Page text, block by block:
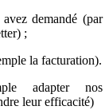
demandé (par
;
la facturation).
adapter nos
leur efficacité)